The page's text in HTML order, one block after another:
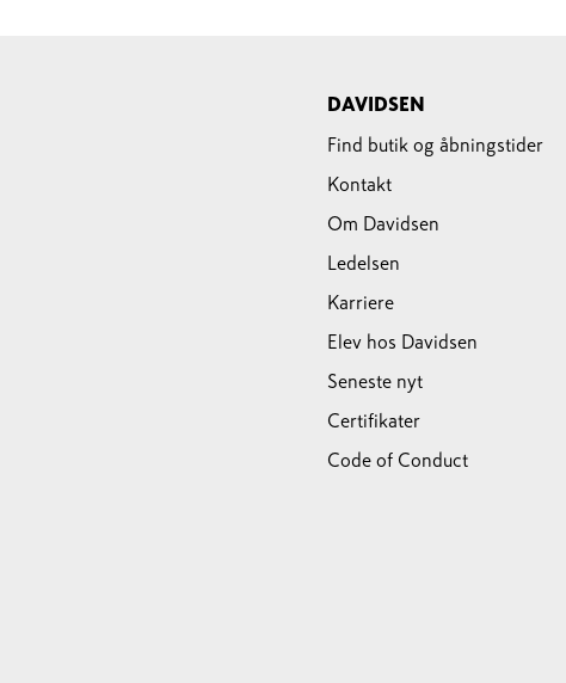
DAVIDSEN
Find butik og åbningstider
Kontakt
Om Davidsen
Ledelsen
Karriere
Elev hos Davidsen
Seneste nyt
Certifikater
Code of Conduct